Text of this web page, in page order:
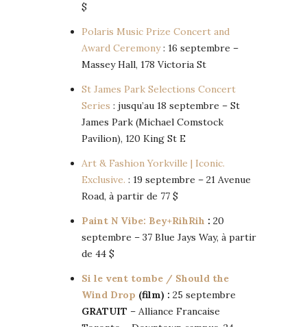
$
Polaris Music Prize Concert and
Award Ceremony: 16 septembre –
Massey Hall, 178 Victoria St
St James Park Selections Concert
Series : jusqu’au 18 septembre – St
James Park (Michael Comstock
Pavilion), 120 King St E
Art & Fashion Yorkville | Iconic.
Exclusive. : 19 septembre – 21 Avenue
Road, à partir de 77 $
Paint N Vibe: Bey+RihRih : 20
septembre – 37 Blue Jays Way, à partir
de 44 $
Si le vent tombe / Should the
Wind Drop (film) : 25 septembre
GRATUIT – Alliance Francaise